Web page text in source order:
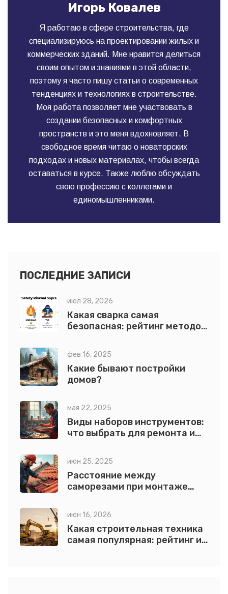
Игорь Ковалев
Я работаю в сфере строительства, где
специализируюсь на проектировании жилых и
коммерческих зданий. Мне нравится делиться
своим опытом и знаниями в этой области,
поэтому я часто пишу статьи о современных
тенденциях и технологиях в строительстве.
Моя работа позволяет мне участвовать в
создании безопасных и комфортных
пространств и это меня вдохновляет. В
свободное время читаю о новаторских
подходах и новых материалах, чтобы всегда
оставаться в курсе. Также люблю обсуждать
свою профессию с коллегами и
единомышленниками.
ПОСЛЕДНИЕ ЗАПИСИ
июл 28, 2026
Какая сварка самая
безопасная: рейтинг методов
фев 16, 2025
Какие бывают постройки
домов?
мая 22, 2025
Виды наборов инструментов:
что выбрать для ремонта и
июн 25, 2025
Расстояние между
саморезами при монтаже
точные нормы и советы
июн 16, 2026
Какая строительная техника
самая популярная: рейтинг и